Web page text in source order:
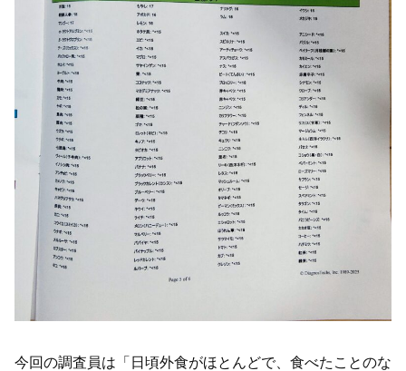
今回の調査員は「日頃外食がほとんどで、食べたことのな